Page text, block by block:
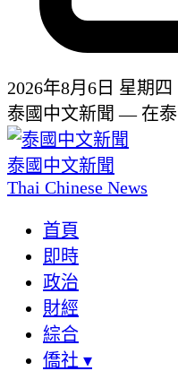
2026年8月6日 星期四
泰國中文新聞 — 在
泰國中文新聞
Thai Chinese News
首頁
即時
政治
財經
綜合
僑社 ▾